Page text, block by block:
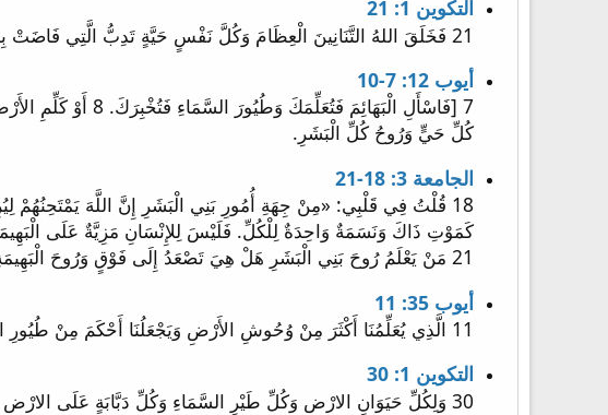
التكوين 1: 21
21 فَخَلَقَ اللهُ التَّنَانِينَ الْعِظَامَ وَكُلَّ نَفْسٍ حَيَّةٍ تَدِبُّ الَّتِي فَاضَتْ بِهَا الْمِيَاهُ كَاجْنَاسِهَا وَكُلَّ طَائِرٍ ذِي جَنَاحٍ كَجِنْسِهِ. وَرَاى اللهُ ذَلِكَ انَّهُ حَسَنٌ.
أيوب 12: 7-10
كُلِّ حَيٍّ وَرُوحُ كُلِّ الْبَشَرِ.
الجامعة 3: 18-21
21 مَنْ يَعْلَمُ رُوحَ بَنِي الْبَشَرِ هَلْ هِيَ تَصْعَدُ إِلَى فَوْقٍ وَرُوحَ الْبَهِيمَةِ هَلْ هِيَ تَنْزِلُ إِلَى أَسْفَلَ إِلَى الأَرْضِ؟
أيوب 35: 11
11 الَّذِي يُعَلِّمُنَا أَكْثَرَ مِنْ وُحُوشِ الأَرْضِ وَيَجْعَلُنَا أَحْكَمَ مِنْ طُيُورِ السَّمَاءِ.
التكوين 1: 30
30 وَلِكُلِّ حَيَوَانِ الارْضِ وَكُلِّ طَيْرِ السَّمَاءِ وَكُلِّ دَبَّابَةٍ عَلَى الارْضِ فِيهَا نَفْسٌ حَيَّةٌ اعْطَيْتُ كُلَّ عُشْبٍ اخْضَرَ طَعَاما». وَكَانَ كَذَلِكَ.